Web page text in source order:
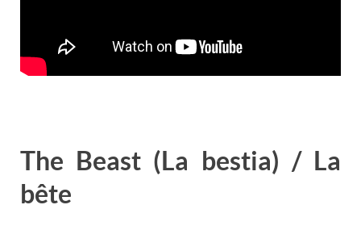
The Beast (La bestia) / La
bête